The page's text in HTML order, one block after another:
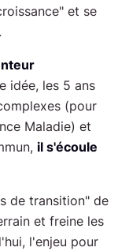
et se
.
idée, les 5 ans
(pour
Maladie) et
il s'écoule
de transition" de
et freine les
l'enjeu pour